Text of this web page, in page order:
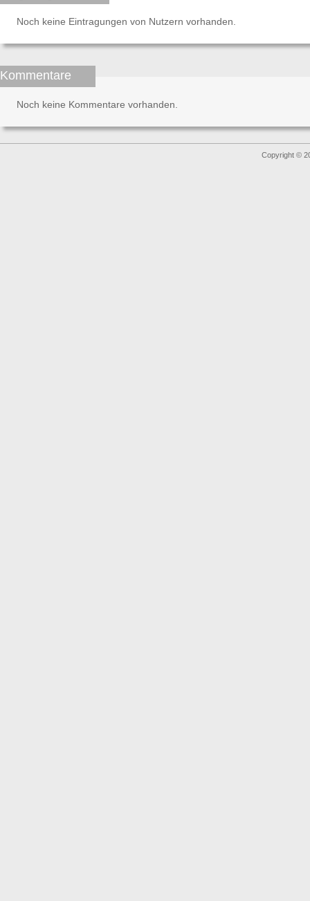
Noch keine Eintragungen von Nutzern vorhanden.
Kommentare
Noch keine Kommentare vorhanden.
Copyright ©